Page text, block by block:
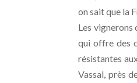
on sait que la
Les vignerons
qui offre des
résistantes
Vassal, près